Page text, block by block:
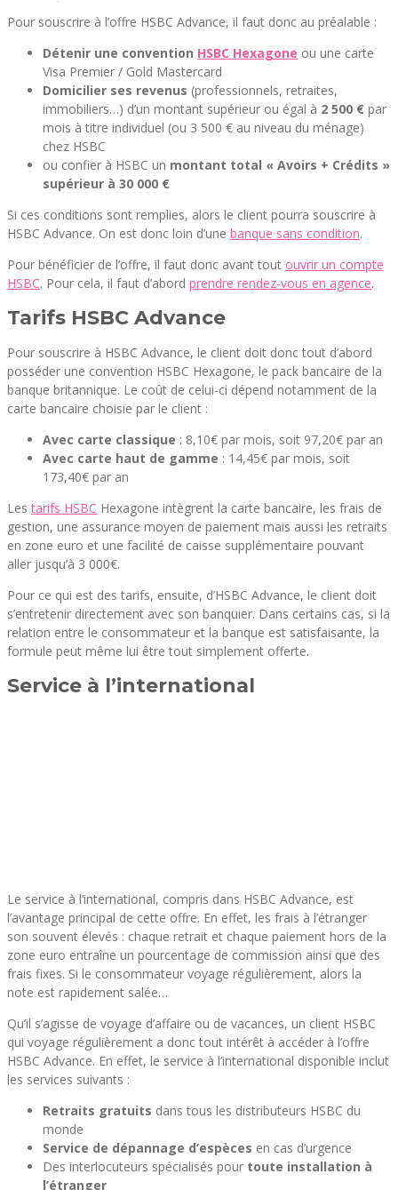
Pour souscrire à l’offre HSBC Advance, il faut donc au préalable :
Détenir une convention HSBC Hexagone ou une carte
Visa Premier / Gold Mastercard
Domicilier ses revenus (professionnels, retraites,
immobiliers…) d’un montant supérieur ou égal à 2 500 € par
mois à titre individuel (ou 3 500 € au niveau du ménage)
chez HSBC
ou confier à HSBC un montant total « Avoirs + Crédits »
supérieur à 30 000 €
Si ces conditions sont remplies, alors le client pourra souscrire à
HSBC Advance. On est donc loin d’une banque sans condition.
Pour bénéficier de l’offre, il faut donc avant tout ouvrir un compte
HSBC. Pour cela, il faut d’abord prendre rendez-vous en agence.
Tarifs HSBC Advance
Pour souscrire à HSBC Advance, le client doit donc tout d’abord
posséder une convention HSBC Hexagone, le pack bancaire de la
banque britannique. Le coût de celui-ci dépend notamment de la
carte bancaire choisie par le client :
Avec carte classique : 8,10€ par mois, soit 97,20€ par an
Avec carte haut de gamme : 14,45€ par mois, soit
173,40€ par an
Lestarifs HSBC Hexagone intègrent la carte bancaire, les frais de
gestion, une assurance moyen de paiement mais aussi les retraits
en zone euro et une facilité de caisse supplémentaire pouvant
aller jusqu’à 3 000€.
Pour ce qui est des tarifs, ensuite, d’HSBC Advance, le client doit
s’entretenir directement avec son banquier. Dans certains cas, si la
relation entre le consommateur et la banque est satisfaisante, la
formule peut même lui être tout simplement offerte.
Service à l’international
Le service à l’international, compris dans HSBC Advance, est
l’avantage principal de cette offre. En effet, les frais à l’étranger
son souvent élevés : chaque retrait et chaque paiement hors de la
zone euro entraîne un pourcentage de commission ainsi que des
frais fixes. Si le consommateur voyage régulièrement, alors la
note est rapidement salée…
Qu’il s’agisse de voyage d’affaire ou de vacances, un client HSBC
qui voyage régulièrement a donc tout intérêt à accéder à l’offre
HSBC Advance. En effet, le service à l’international disponible inclut
les services suivants :
Retraits gratuits dans tous les distributeurs HSBC du
monde
Service de dépannage d’espèces en cas d’urgence
Des interlocuteurs spécialisés pour toute installation à
l’étranger